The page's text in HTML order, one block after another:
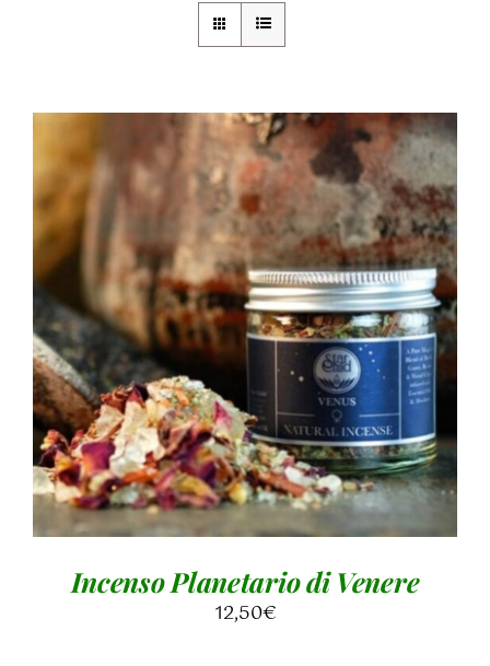
AGGIUNGI AL CARRELLO / DETTAGLI
Incenso Planetario di Venere
12,50€